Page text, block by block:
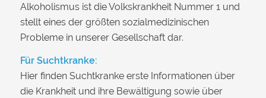
Alkoholismus ist die Volkskrankheit Nummer 1 und
stellt eines der größten sozialmedizinischen
Probleme in unserer Gesellschaft dar.
Für Suchtkranke:
Hier finden Suchtkranke erste Informationen über
die Krankheit und ihre Bewältigung sowie über